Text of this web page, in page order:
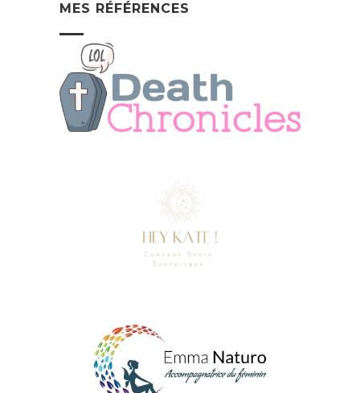
MES RÉFÉRENCES
Death Chronicles
Hey-kate.fr